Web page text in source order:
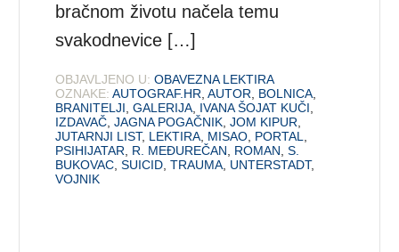
bračnom životu načela temu
svakodnevice […]
OBJAVLJENO U: OBAVEZNA LEKTIRA
OZNAKE: AUTOGRAF.HR ,AUTOR BOLNICA
BRANITELJI ,GALERIJA IVANA ŠOJAT KUČI
IZDAVAČ ,JAGNA POGAČNIK ,JOM KIPUR
JUTARNJI LIST, LEKTIRA MISAO PORTAL
PSIHIJATAR
R. MEĐUREČAN ROMAN ,S.
BUKOVAC ,SUICID ,TRAUMA UNTERSTADT,
VOJNIK